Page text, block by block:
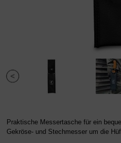
Praktische Messertasche für ein
Gekröse- und Stechmesser um die